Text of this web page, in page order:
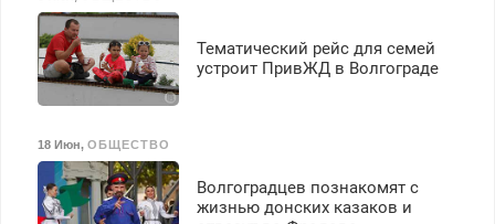
Тематический рейс для семей
устроит ПривЖД в Волгограде
18 Июн, ОБЩЕСТВО
Волгоградцев познакомят с
жизнью донских казаков и